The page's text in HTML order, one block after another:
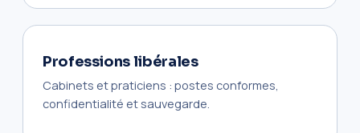
Professions libérales
Cabinets et praticiens : postes conformes,
confidentialité et sauvegarde.